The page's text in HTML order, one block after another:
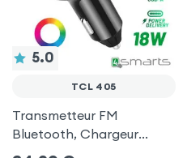
5.0
TCL 405
Transmetteur FM
Bluetooth, Chargeur
Allume-Cigare USB / USB-